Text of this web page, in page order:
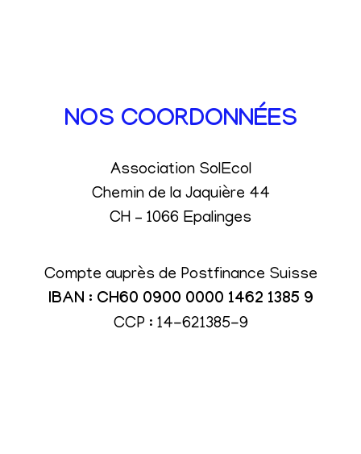
NOS COORDONNÉES
Association SolEcol
Chemin de la Jaquière 44
CH – 1066 Epalinges
Compte auprès de Postfinance Suisse
IBAN : CH60 0900 0000 1462 1385 9
CCP : 14-621385-9